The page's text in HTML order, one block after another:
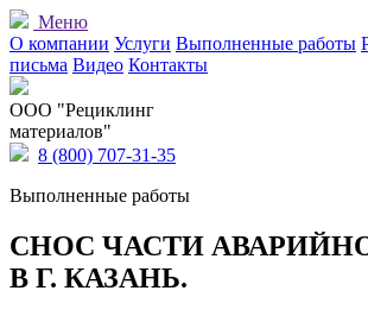
Меню
О компании Услуги Выполненные работы
письма Видео Контакты
OOO "Рециклинг
материалов"
8 (800) 707-31-35
Выполненные работы
СНОС ЧАСТИ
В Г. КАЗАНЬ.